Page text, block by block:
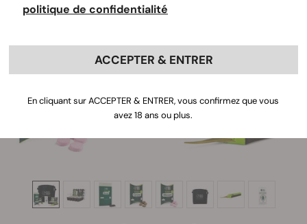
politique de confidentialité
ACCEPTER & ENTRER
En cliquant sur ACCEPTER & ENTRER, vous confirmez que vous
avez 18 ans ou plus.